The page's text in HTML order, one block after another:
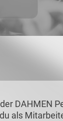
DAHMEN
als